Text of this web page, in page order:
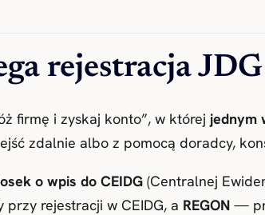
rejestracja
firmę i zyskaj konto”, w której jednym
zdalnie albo z pomocą doradcy,
o wpis do CEIDG (Centralnej
przy rejestracji w CEIDG, a REGON —